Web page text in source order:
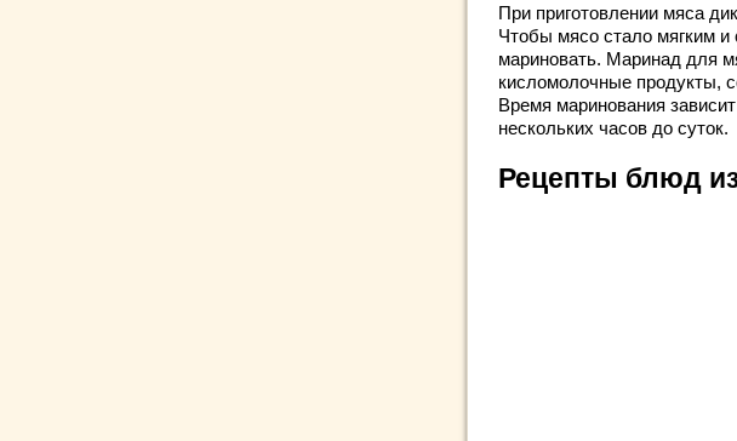
При приготовлении мяса
Чтобы мясо стало мягким
мариновать. Маринад для
кисломолочные продукты,
Время маринования
нескольких часов до суток.
Рецепты блюд